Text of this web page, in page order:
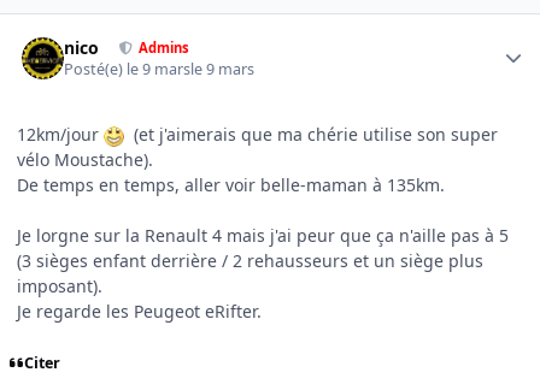
nico Admins
Posté(e) le 9 marsle 9 mars
12km/jour
(et j'aimerais que ma chérie utilise son super
vélo Moustache).
De temps en temps, aller voir belle-maman à 135km.
Je lorgne sur la Renault 4 mais j'ai peur que ça n'aille pas à 5
(3 sièges enfant derrière / 2 rehausseurs et un siège plus
imposant).
Je regarde les Peugeot eRifter.
Citer